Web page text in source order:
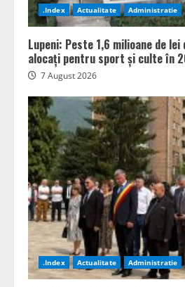
.Index Actualitate Administratie
Lupeni: Peste 1,6 milioane de
alocați pentru sport și culte în
7 August 2026
.Index Actualitate Administratie